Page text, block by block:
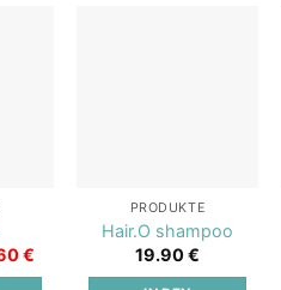
€Aktueller
PRODUKTE
Hair.O shampoo
19.90€